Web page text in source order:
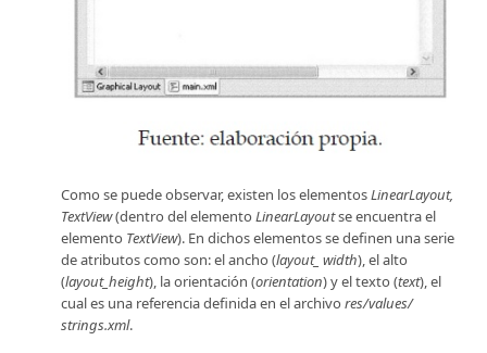
Como se puede observar, existen los elementosLinearLayout,
TextView(dentro del elemento LinearLayoutse encuentra el
elemento TextView). En dichos elementos se definen una serie
de atributos como son: el ancho (layout_ width), el alto
(layout_height), la orientación (orientation) y el texto (text), el
cual es una referencia definida en el archivo res/values/
strings.xml.